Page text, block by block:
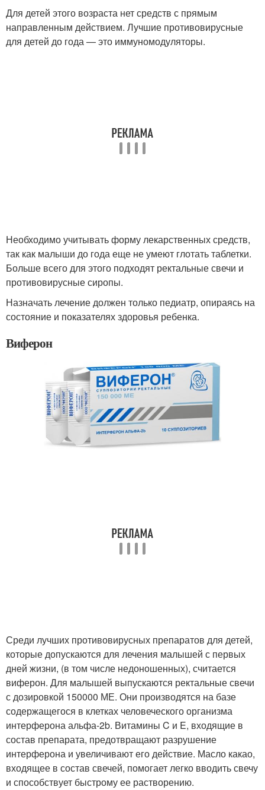
Для детей этого возраста нет средств с прямым
направленным действием. Лучшие противовирусные
для детей до года — это иммуномодуляторы.
Необходимо учитывать форму лекарственных средств,
так как малыши до года еще не умеют глотать таблетки.
Больше всего для этого подходят ректальные свечи и
противовирусные сиропы.
Назначать лечение должен только педиатр, опираясь на
состояние и показателях здоровья ребенка.
Виферон
Среди лучших противовирусных препаратов для детей,
которые допускаются для лечения малышей с первых
дней жизни, (в том числе недоношенных), считается
виферон. Для малышей выпускаются ректальные свечи
с дозировкой 150000 МЕ. Они производятся на базе
содержащегося в клетках человеческого организма
интерферона альфа-2b. Витамины C и E, входящие в
состав препарата, предотвращают разрушение
интерферона и увеличивают его действие. Масло какао,
входящее в состав свечей, помогает легко вводить свечу
и способствует быстрому ее растворению.